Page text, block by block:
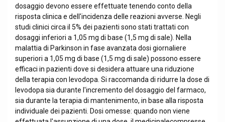
dosaggio devono essere effettuate tenendo conto della
risposta clinica e dell'incidenza delle reazioni avverse. Negli
studi clinici circa il 5% dei pazienti sono stati trattati con
dosaggi inferiori a 1,05 mg di base (1,5 mg di sale). Nella
malattia di Parkinson in fase avanzata dosi giornaliere
superiori a 1,05 mg di base (1,5 mg di sale) possono essere
efficaci in pazienti dove si desidera attuare una riduzione
della terapia con levodopa. Si raccomanda di ridurre la dose di
levodopa sia durante l'incremento del dosaggio del farmaco,
sia durante la terapia di mantenimento, in base alla risposta
individuale dei pazienti. Dosi omesse: quando non viene